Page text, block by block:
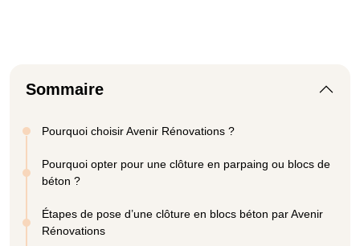
Sommaire
Pourquoi choisir Avenir Rénovations ?
Pourquoi opter pour une clôture en parpaing ou blocs de
béton ?
Étapes de pose d’une clôture en blocs béton par Avenir
Rénovations